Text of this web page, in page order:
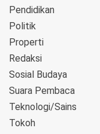
Pendidikan
Politik
Properti
Redaksi
Sosial Budaya
Suara Pembaca
Teknologi/Sains
Tokoh